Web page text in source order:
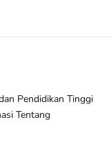
Pendidikan Tinggi
Tentang